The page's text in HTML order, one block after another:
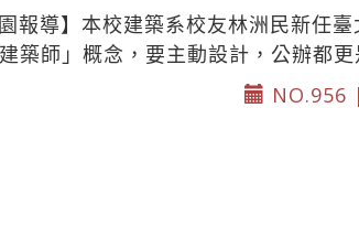
報導】本校建築系校友林洲民新任
築師」概念，要主動設計，公辦都更
NO.956 |